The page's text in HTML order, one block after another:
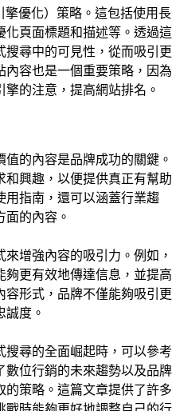
擎優化）策略。這包括使用長
化頁面標題和描述等。透過這
尋中的可見性，從而吸引更
內容也是一個重要策略，因為
的注意，提高網站排名。
的內容是品牌成功的關鍵。
和興趣，以便提供真正有幫助
用指南，還可以涵蓋行業趨
的內容。
增強內容的吸引力。例如，
更有效地傳達信息，並提高
形式，品牌不僅能夠吸引更
誠度。
搜尋的全面崛起時，可以參考
數位行銷的未來趨勢以及品牌
策略。這篇文章提供了許多